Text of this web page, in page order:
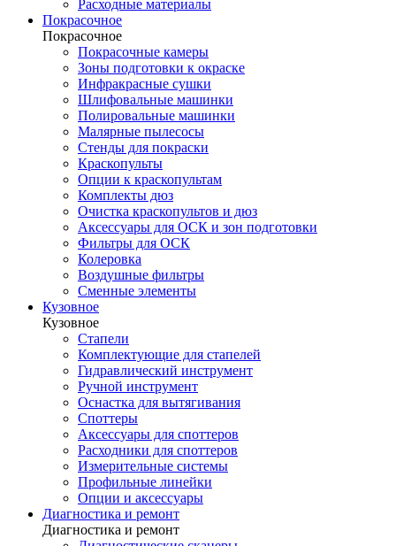
Расходные материалы
Покрасочное
Покрасочное
Покрасочные камеры
Зоны подготовки к окраске
Инфракрасные сушки
Шлифовальные машинки
Полировальные машинки
Малярные пылесосы
Стенды для покраски
Краскопульты
Опции к краскопультам
Комплекты дюз
Очистка краскопультов и дюз
Аксессуары для ОСК и зон подготовки
Фильтры для ОСК
Колеровка
Воздушные фильтры
Сменные элементы
Кузовное
Кузовное
Стапели
Комплектующие для стапелей
Гидравлический инструмент
Ручной инструмент
Оснастка для вытягивания
Споттеры
Аксессуары для споттеров
Расходники для споттеров
Измерительные системы
Профильные линейки
Опции и аксессуары
Диагностика и ремонт
Диагностика и ремонт